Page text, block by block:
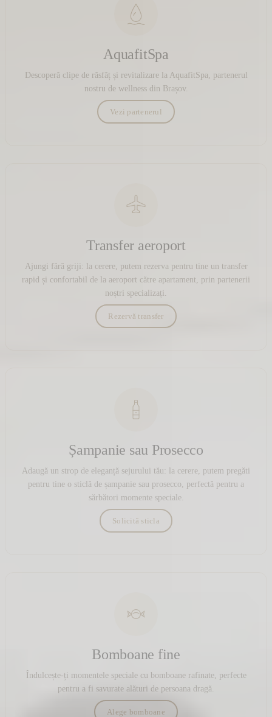
AquafitSpa
Descoperă clipe de răsfăț și revitalizare la AquafitSpa, partenerul
nostru de wellness din Brașov.
Vezi partenerul
Transfer aeroport
Ajungi fără griji: la cerere, putem rezerva pentru tine un transfer
rapid și confortabil de la aeroport către apartament, prin partenerii
noștri specializați.
Rezervă transfer
Șampanie sau Prosecco
Adaugă un strop de eleganță sejurului tău: la cerere, putem pregăti
pentru tine o sticlă de șampanie sau prosecco, perfectă pentru a
sărbători momente speciale.
Solicită sticla
Bomboane fine
Îndulcește-ți momentele speciale cu bomboane rafinate, perfecte
pentru a fi savurate alături de persoana dragă.
Alege bomboane